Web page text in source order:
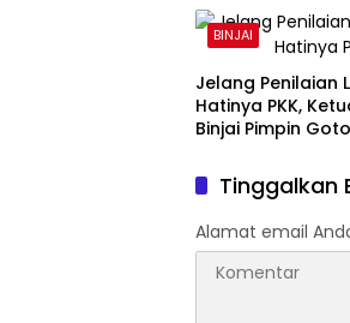
BINJAI
Jelang Penilaian
Hatinya PKK,
Binjai Pimpin
Tinggalkan
Alamat email